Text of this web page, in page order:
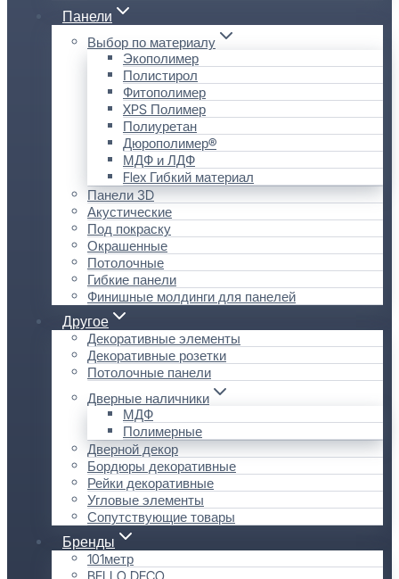
Панели
Выбор по материалу
Экополимер
Полистирол
Фитополимер
XPS Полимер
Полиуретан
Дюрополимер®
МДФ и ЛДФ
Flex Гибкий материал
Панели 3D
Акустические
Под покраску
Окрашенные
Потолочные
Гибкие панели
Финишные молдинги для панелей
Другое
Декоративные элементы
Декоративные розетки
Потолочные панели
Дверные наличники
МДФ
Полимерные
Дверной декор
Бордюры декоративные
Рейки декоративные
Угловые элементы
Сопутствующие товары
Бренды
101метр
BELLO DECO